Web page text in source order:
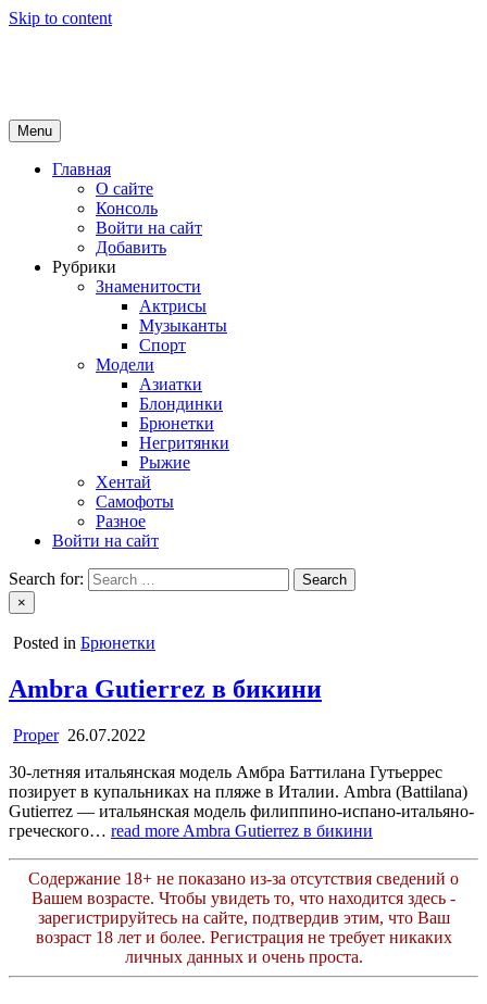
Skip to content
Menu
Главная
О сайте
Консоль
Войти на сайт
Добавить
Рубрики
Знаменитости
Актрисы
Музыканты
Спорт
Модели
Азиатки
Блондинки
Брюнетки
Негритянки
Рыжие
Хентай
Самофоты
Разное
Войти на сайт
Search for:
×
Posted in Брюнетки
Ambra Gutierrez в бикини
Proper 26.07.2022
30-летняя итальянская модель Амбра Баттилана Гутьеррес
позирует в купальниках на пляже в Италии. Ambra (Battilana)
Gutierrez — итальянская модель филиппино-испано-итальяно-
греческого… read more Ambra Gutierrez в бикини
Содержание 18+ не показано из-за отсутствия сведений о
Вашем возрасте. Чтобы увидеть то, что находится здесь -
зарегистрируйтесь на сайте, подтвердив этим, что Ваш
возраст 18 лет и более. Регистрация не требует никаких
личных данных и очень проста.